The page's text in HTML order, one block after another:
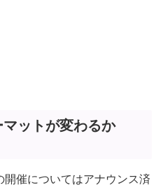
ットが変わるか
催についてはアナウンス済